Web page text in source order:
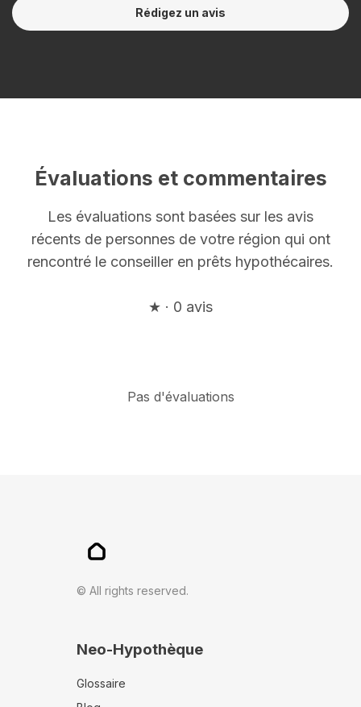
Rédigez un avis
Évaluations et commentaires
Les évaluations sont basées sur les avis
récents de personnes de votre région qui ont
rencontré le conseiller en prêts hypothécaires.
★ · 0 avis
Pas d'évaluations
© All rights reserved.
Neo-Hypothèque
Glossaire